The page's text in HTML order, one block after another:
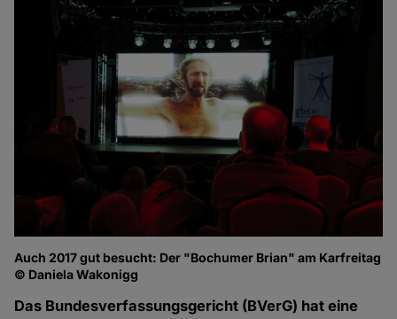
Auch 2017 gut besucht: Der "Bochumer Brian" am Karfreitag
© Daniela Wakonigg
Das Bundesverfassungsgericht (BVerG) hat eine